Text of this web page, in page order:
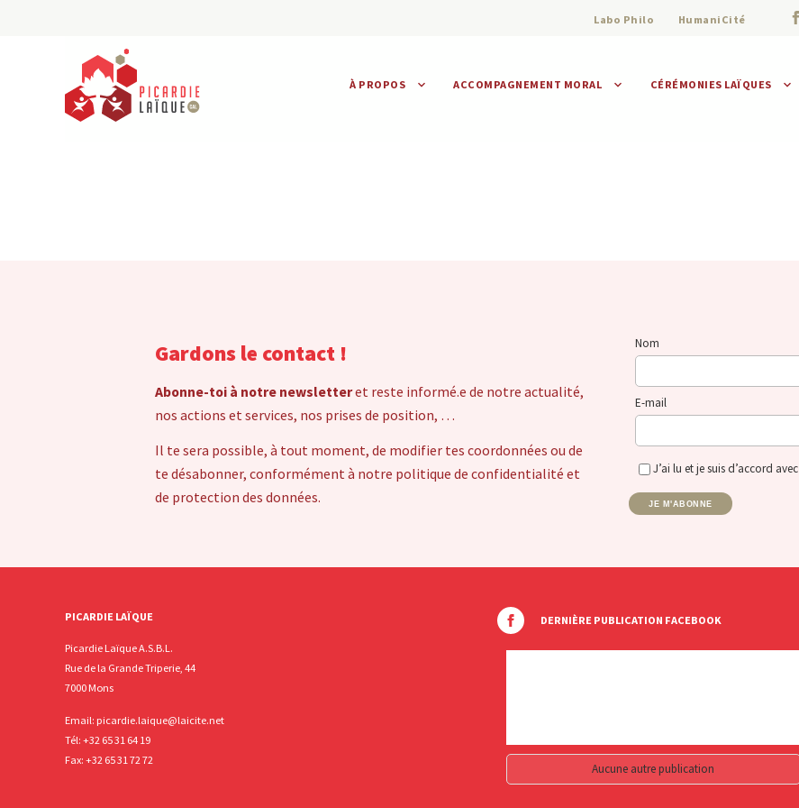
Labo Philo HumaniCité
À PROPOS ACCOMPAGNEMENT MORAL CÉRÉMONIES LAÏQUES
Gardons le contact !
Abonne-toi à notre newsletteret reste informé.e de notre actualité,
nos actions et services, nos prises de position, …
Il te sera possible, à tout moment, de modifier tes coordonnées ou de
te désabonner, conformément à notre politique de confidentialité et
de protection des données.
Nom
E-mail
J’ai lu et je suis d’accord avec
JE M'ABONNE
PICARDIE LAÏQUE
Picardie Laïque A.S.B.L.
Rue de la Grande Triperie, 44
7000 Mons
Email: picardie.laique@laicite.net
Tél: +32 65 31 64 19
Fax: +32 65 31 72 72
DERNIÈRE PUBLICATION FACEBOOK
Aucune autre publication